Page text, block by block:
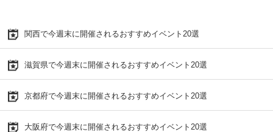
関西で今週末に開催されるおすすめイベント20選
滋賀県で今週末に開催されるおすすめイベント20選
京都府で今週末に開催されるおすすめイベント20選
大阪府で今週末に開催されるおすすめイベント20選